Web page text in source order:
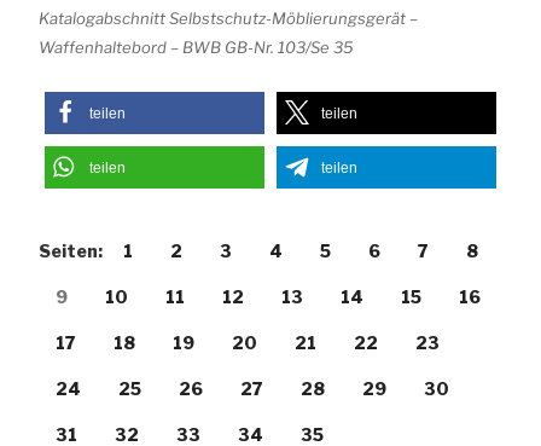
Katalogabschnitt Selbstschutz-Möblierungsgerät –
Waffenhaltebord – BWB GB-Nr. 103/Se 35
teilen teilen
teilen teilen
Seiten: 1 2 3 4 5 6 7 8
9 10 11 12 13 14 15 16
17 18 19 20 21 22 23
24 25 26 27 28 29 30
31 32 33 34 35